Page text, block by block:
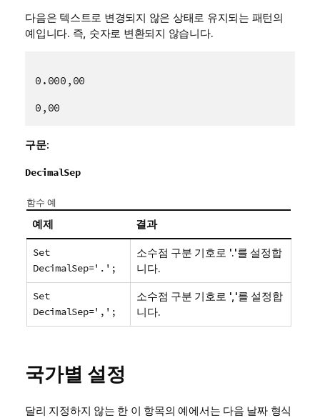
다음은 텍스트로 변경되지 않은 상태로 유지되는 패턴의
예입니다. 즉, 숫자로 변환되지 않습니다.
0.000,00
0,00
구문:
DecimalSep
함수 예
예제 결과
Set
DecimalSep='.';
소수점 구분 기호로 '.'를 설정합
니다.
Set
DecimalSep=',';
소수점 구분 기호로 ','를 설정합
니다.
국가별 설정
달리 지정하지 않는 한 이 항목의 예에서는 다음 날짜 형식